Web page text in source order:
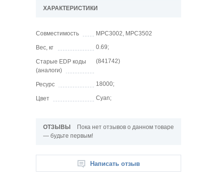
ХАРАКТЕРИСТИКИ
Совместимость MPC3002, MPC3502
Вес, кг 0.69;
Старые EDP коды
(аналоги)
(841742)
Ресурс 18000;
Цвет Cyan;
ОТЗЫВЫ
Пока нет отзывов о данном товаре
— будьте первым!
Написать отзыв